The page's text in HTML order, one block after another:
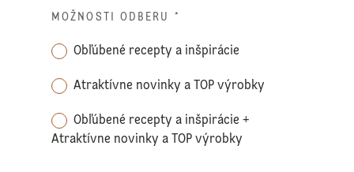
MOŽNOSTI ODBERU *
Obľúbené recepty a inšpirácie
Atraktívne novinky a TOP výrobky
Obľúbené recepty a inšpirácie +
Atraktívne novinky a TOP výrobky